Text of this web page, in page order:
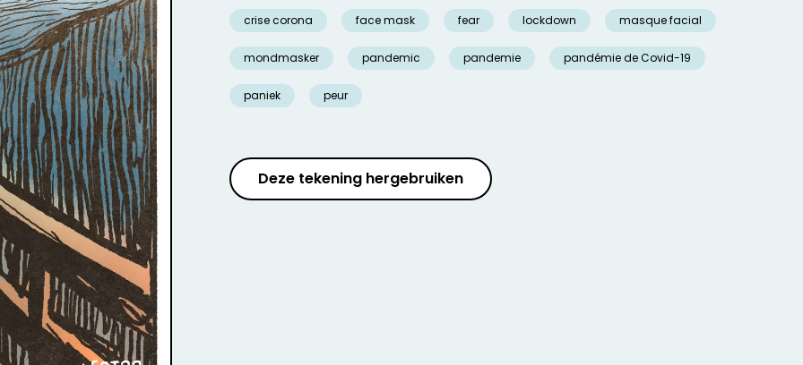
crise corona face mask fear lockdown masque facial
mondmasker pandemic pandemie pandémie de Covid-19
paniek peur
Deze tekening hergebruiken